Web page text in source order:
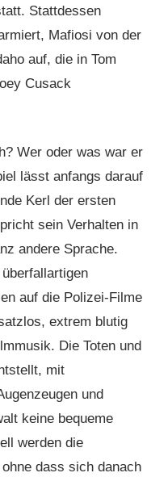
Stattdessen
Mafiosi von der
auf, die in Tom
Cusack
Wer oder was war er
lässt anfangs darauf
Kerl der ersten
sein Verhalten in
andere Sprache.
auf die Polizei-Filme
extrem blutig
Die Toten und
mit
und
keine bequeme
werden die
dass sich danach